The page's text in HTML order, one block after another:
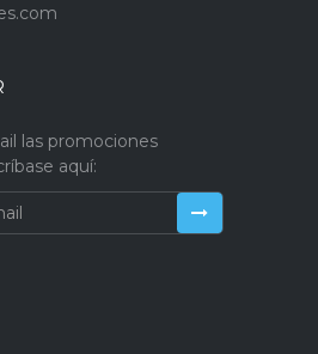
las promociones
aquí: